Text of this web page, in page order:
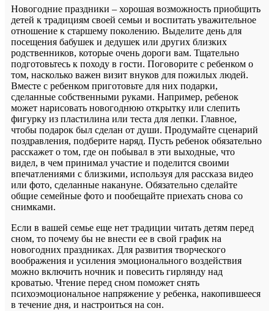
Новогодние праздники – хорошая возможность приобщить
детей к традициям своей семьи и воспитать уважительное
отношение к старшему поколению. Выделите день для
посещения бабушек и дедушек или других близких
родственников, которые очень дороги вам. Тщательно
подготовьтесь к походу в гости. Поговорите с ребенком о
том, насколько важен визит внуков для пожилых людей.
Вместе с ребенком приготовьте для них подарки,
сделанные собственными руками. Например, ребенок
может нарисовать новогоднюю открытку или слепить
фигурку из пластилина или теста для лепки. Главное,
чтобы подарок был сделан от души. Продумайте сценарий
поздравления, подберите наряд. Пусть ребенок обязательно
расскажет о том, где он побывал в эти выходные, что
видел, в чем принимал участие и поделится своими
впечатлениями с близкими, используя для рассказа видео
или фото, сделанные накануне. Обязательно сделайте
общие семейные фото и пообещайте приехать снова со
снимками.
Если в вашей семье еще нет традиции читать детям перед
сном, то почему бы не внести ее в свой график на
новогодних праздниках. Для развития творческого
воображения и усиления эмоционального воздействия
можно включить ночник и повесить гирлянду над
кроватью. Чтение перед сном поможет снять
психоэмоциональное напряжение у ребенка, накопившееся
в течение дня, и настроиться на сон.